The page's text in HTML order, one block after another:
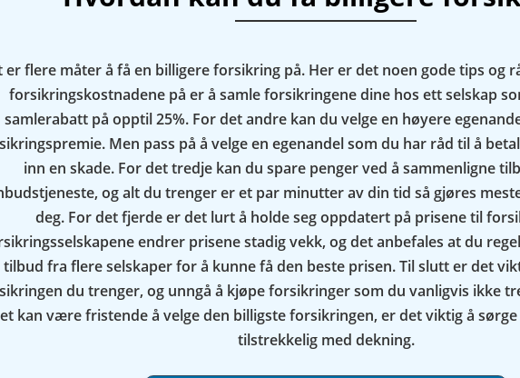
er flere måter å få en billigere forsikring på. Her er det noen gode tips og
forsikringskostnadene på er å samle forsikringene dine hos ett selskap
samlerabatt på opptil 25%. For det andre kan du velge en høyere
Men pass på å velge en egenandel som du har råd til å
inn en skade. For det tredje kan du spare penger ved å sammenligne
og alt du trenger er et par minutter av din tid så gjøres
deg. For det fjerde er det lurt å holde seg oppdatert på prisene til
endrer prisene stadig vekk, og det anbefales at du
tilbud fra flere selskaper for å kunne få den beste prisen. Til slutt er det
du trenger, og unngå å kjøpe forsikringer som du vanligvis ikke
kan være fristende å velge den billigste forsikringen, er det viktig å
tilstrekkelig med dekning.